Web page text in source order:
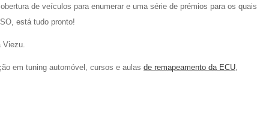
de veículos para enumerar e uma série de prémios para os quais
está tudo pronto!
Viezu.
em tuning automóvel, cursos e aulas de remapeamento da ECU,